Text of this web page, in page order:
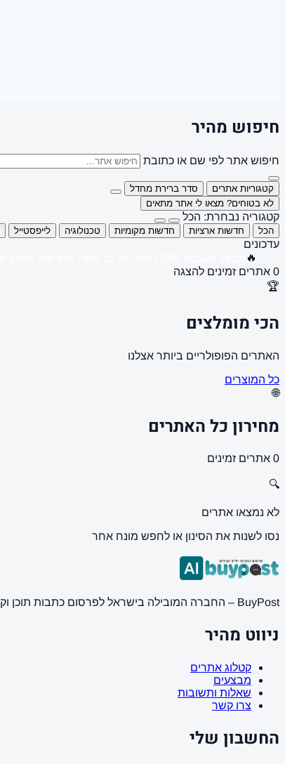
חיפוש מהיר
חיפוש אתר לפי שם או כתובת
קטגוריות אתרים
סדר ברירת מחדל
לא בטוחים? מצאו לי אתר מתאים
קטגוריה נבחרת: הכל
הכל חדשות ארציות חדשות מקומיות טכנולוגיה לייפסטייל
עדכונים
🔥
0 אתרים זמינים להצגה
🏆
הכי מומלצים
האתרים הפופולריים ביותר אצלנו
כל המוצרים
🌐
מחירון כל האתרים
0 אתרים זמינים
🔍
לא נמצאו אתרים
נסו לשנות את הסינון או לחפש מונח אחר
BuyPost – החברה המובילה בישראל לפרסום כתבות תוכן וקישורים באתרי חדשות ותוכן מובילים. מחירון מעודכן, כתיבת AI מתקדמת, קידום אתרים SEO מקצועי. 11 שנות ניסיון ואלפי לקוחות מרוצים.
ניווט מהיר
קטלוג אתרים
מבצעים
שאלות ותשובות
צרו קשר
החשבון שלי